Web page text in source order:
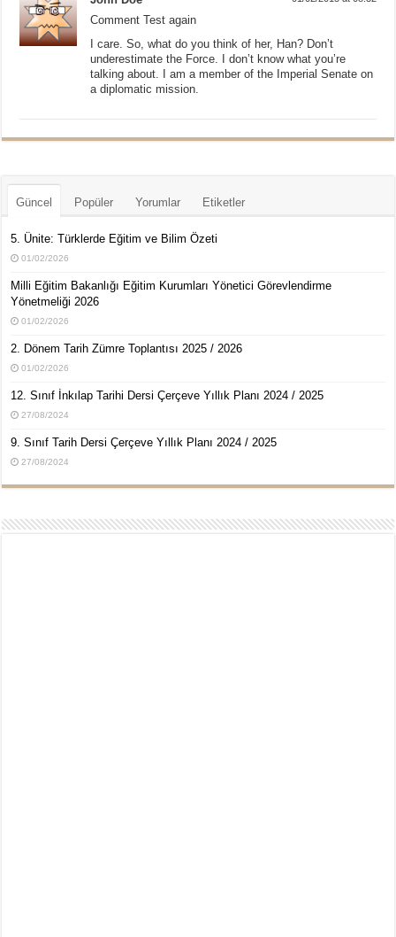
Comment Test again
I care. So, what do you think of her, Han? Don’t
underestimate the Force. I don’t know what you’re
talking about. I am a member of the Imperial Senate on
a diplomatic mission.
Güncel Popüler Yorumlar Etiketler
5. Ünite: Türklerde Eğitim ve Bilim Özeti
01/02/2026
Milli Eğitim Bakanlığı Eğitim Kurumları Yönetici Görevlendirme
Yönetmeliği 2026
01/02/2026
2. Dönem Tarih Zümre Toplantısı 2025 / 2026
01/02/2026
12. Sınıf İnkılap Tarihi Dersi Çerçeve Yıllık Planı 2024 / 2025
27/08/2024
9. Sınıf Tarih Dersi Çerçeve Yıllık Planı 2024 / 2025
27/08/2024